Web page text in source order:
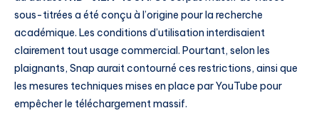
sous-titrées a été conçu à l’origine pour la recherche
académique. Les conditions d’utilisation interdisaient
clairement tout usage commercial. Pourtant, selon les
plaignants, Snap aurait contourné ces restrictions, ainsi que
les mesures techniques mises en place par YouTube pour
empêcher le téléchargement massif.